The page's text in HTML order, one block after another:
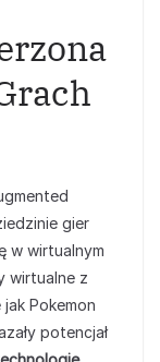
gier
w wirtualnym
wirtualne z
Pokemon
potencjał